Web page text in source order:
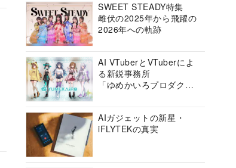
SWEET STEADY特集
雌伏の2025年から飛躍の
2026年への軌跡
AI VTuberとVTuberによ
る新鋭事務所
「ゆめかいろプロダクシ
AIガジェットの新星・
iFLYTEKの真実